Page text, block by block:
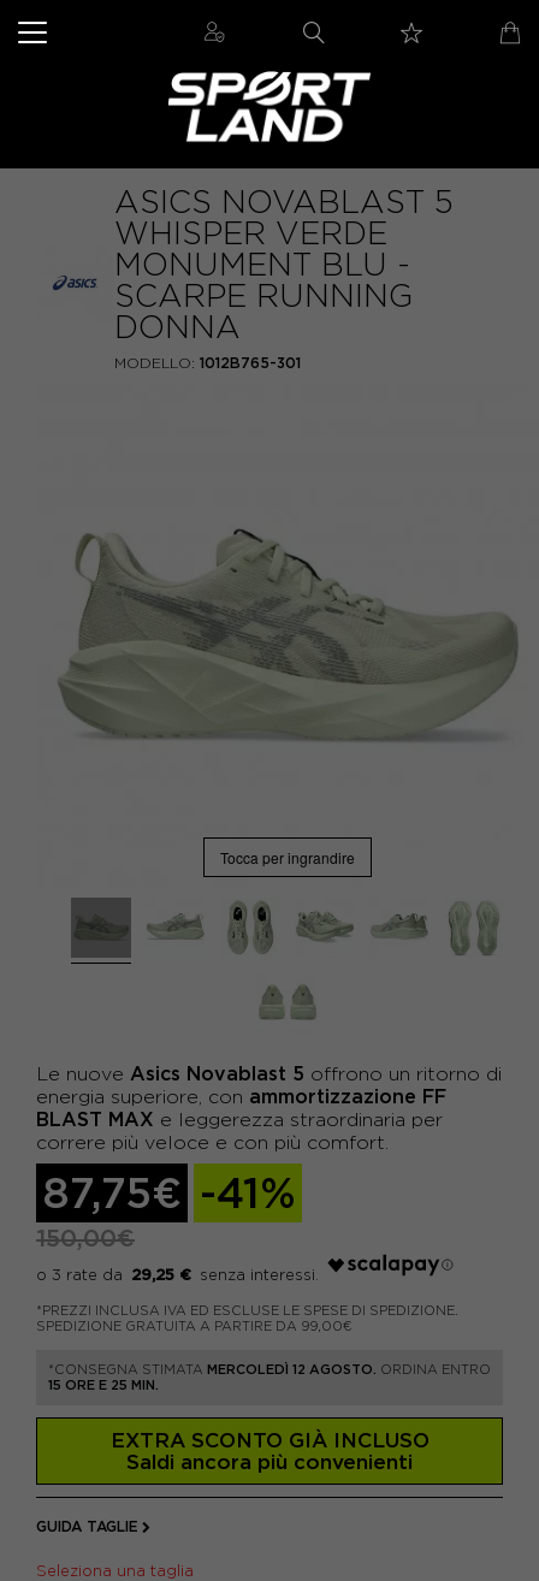
ASICS NOVABLAST 5
WHISPER VERDE
MONUMENT BLU -
SCARPE RUNNING
DONNA
MODELLO: 1012B765-301
Tocca per ingrandire
Le nuove Asics Novablast 5 offrono un ritorno di
energia superiore, con ammortizzazione FF
BLAST MAX e leggerezza straordinaria per
correre più veloce e con più comfort.
87,75€ -41%
150,00€
29,25 €
*PREZZI INCLUSA IVA ED ESCLUSE LE SPESE DI SPEDIZIONE.
SPEDIZIONE GRATUITA A PARTIRE DA 99,00€
*CONSEGNA STIMATA MERCOLEDÌ 12 AGOSTO.
ORDINA ENTRO
15 ORE E 25 MIN.
EXTRA SCONTO GIÀ INCLUSO
Saldi ancora più convenienti
GUIDA TAGLIE
Seleziona una taglia